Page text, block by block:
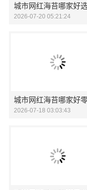
2026-07-20 05:21:24
2026-07-18 03:03:43